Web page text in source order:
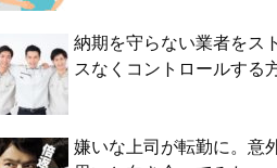
納期を守らない業者をス
スなくコントロールする
嫌いな上司が転勤に。意